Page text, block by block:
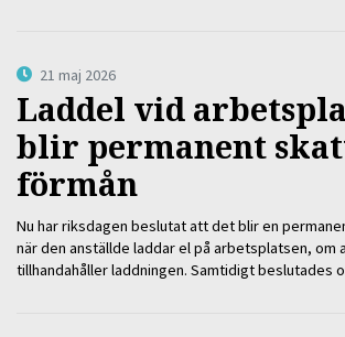
21 maj 2026
Laddel vid
blir permanent
förmån
Nu har riksdagen beslutat att det blir en
när den anställde laddar el på arbetsplatsen, om
tillhandahåller laddningen. Samtidigt beslutades